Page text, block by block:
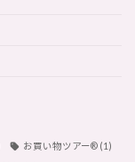
お買い物ツアー®︎(1)